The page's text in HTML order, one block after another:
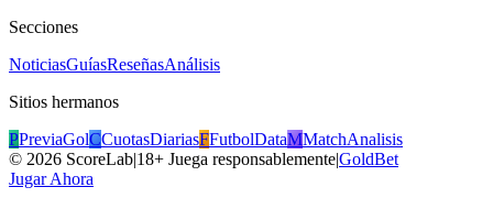
Secciones
NoticiasGuíasReseñasAnálisis
Sitios hermanos
PPreviaGolCCuotasDiariasFFutbolDataMMatchAnalisis
© 2026 ScoreLab|18+ Juega responsablemente|GoldBet
Jugar Ahora